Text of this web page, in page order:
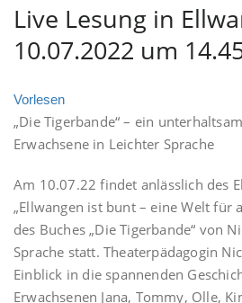
Live Lesung in
10.07.2022 um
Vorlesen
„Die Tigerbande“ – ein
Erwachsene in Leichter Sprache
Am 10.07.22 findet anlässlich des
„Ellwangen ist bunt – eine Welt für
des Buches „Die Tigerbande“ von
Sprache statt. Theaterpädagogin
Einblick in die spannenden
Erwachsenen Jana, Tommy, Olle,